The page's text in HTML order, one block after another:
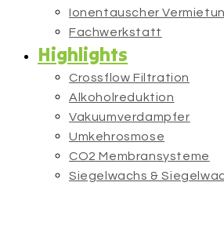
Ionentauscher
Fachwerkstatt
Highlights
Crossflow Filtration
Alkoholreduktion
Vakuumverdampfer
Umkehrosmose
CO2 Membransysteme
Siegelwachs &